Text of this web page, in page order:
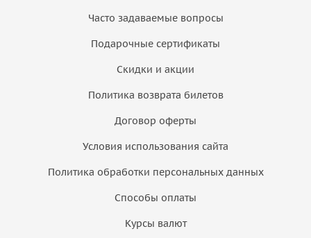
Часто задаваемые вопросы
Подарочные сертификаты
Скидки и акции
Политика возврата билетов
Договор оферты
Условия использования сайта
Политика обработки персональных данных
Способы оплаты
Курсы валют